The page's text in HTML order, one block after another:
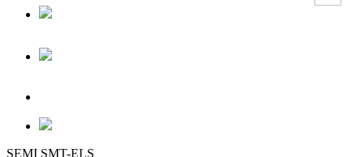
YAMAHA代理
SEMI SMT-ELS